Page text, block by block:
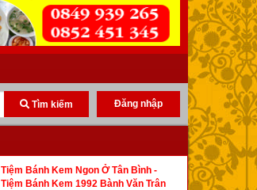
Tìm kiếm Đăng nhập
Tiệm Bánh Kem Ngon Ở Tân Bình -
Tiệm Bánh Kem 1992 Bành Văn Trân